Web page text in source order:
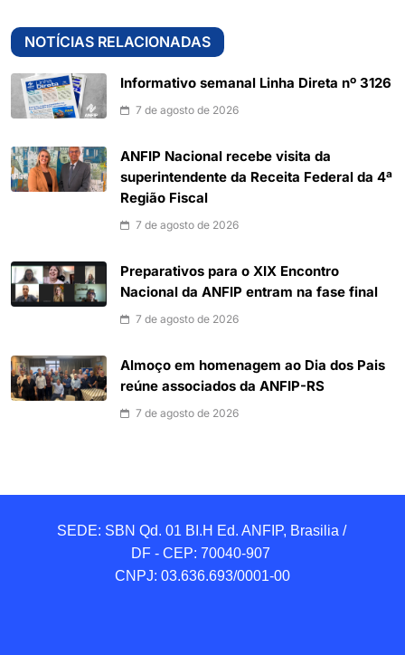
NOTÍCIAS RELACIONADAS
Informativo semanal Linha Direta nº 3126
7 de agosto de 2026
ANFIP Nacional recebe visita da
superintendente da Receita Federal da 4ª
Região Fiscal
7 de agosto de 2026
Preparativos para o XIX Encontro
Nacional da ANFIP entram na fase final
7 de agosto de 2026
Almoço em homenagem ao Dia dos Pais
reúne associados da ANFIP-RS
7 de agosto de 2026
SEDE: SBN Qd. 01 BI.H Ed. ANFIP, Brasilia /
DF - CEP: 70040-907
CNPJ: 03.636.693/0001-00